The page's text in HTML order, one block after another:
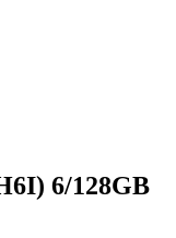
6/128GB